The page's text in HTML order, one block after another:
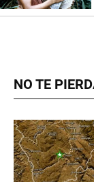
NO TE